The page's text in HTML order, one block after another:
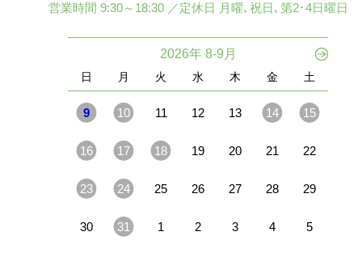
営業時間 9:30～18:30 ／定休日 月曜､祝日､第2･4日曜日
2026年 8-9月
日 月 火 水 木 金 土
9 10 11 12 13 14 15
16 17 18 19 20 21 22
23 24 25 26 27 28 29
30 31 1 2 3 4 5